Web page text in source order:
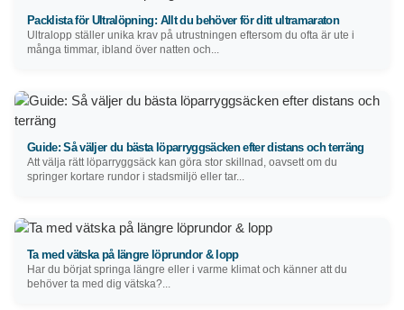
Packlista för Ultralöpning: Allt du behöver för ditt ultramaraton
Ultralopp ställer unika krav på utrustningen eftersom du ofta är ute i
många timmar, ibland över natten och...
Guide: Så väljer du bästa löparryggsäcken efter distans och terräng
Att välja rätt löparryggsäck kan göra stor skillnad, oavsett om du
springer kortare rundor i stadsmiljö eller tar...
Ta med vätska på längre löprundor & lopp
Har du börjat springa längre eller i varme klimat och känner att du
behöver ta med dig vätska?...